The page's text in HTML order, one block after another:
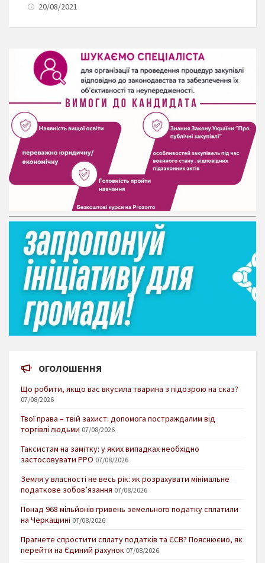
20/08/2021
ОГОЛОШЕННЯ
Що робити, якщо вас вкусила тварина з підозрою на сказ?
07/08/2026
Твої права – твій захист: допомога постраждалим від
торгівлі людьми 07/08/2026
Таксистам на замітку: у яких випадках необхідно
застосовувати РРО 07/08/2026
Земля у власності не весь рік: як розрахувати мінімальне
податкове зобов’язання 07/08/2026
Понад 968 мільйонів гривень земельного податку сплатили
на Черкащині 07/08/2026
Прагнете спростити сплату податків та ЄСВ? Пояснюємо, як
перейти на Єдиний рахунок 07/08/2026